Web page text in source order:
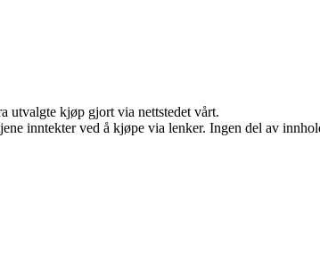
utvalgte kjøp gjort via nettstedet vårt.
inntekter ved å kjøpe via lenker. Ingen del av